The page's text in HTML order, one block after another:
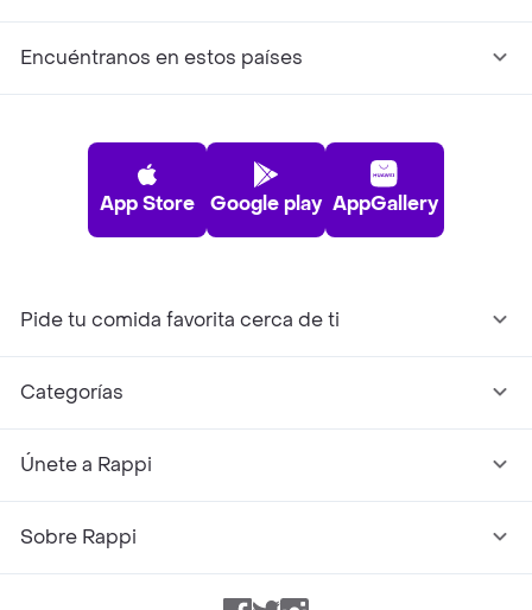
Encuéntranos en estos países
App Store Google play AppGallery
Pide tu comida favorita cerca de ti
Categorías
Únete a Rappi
Sobre Rappi